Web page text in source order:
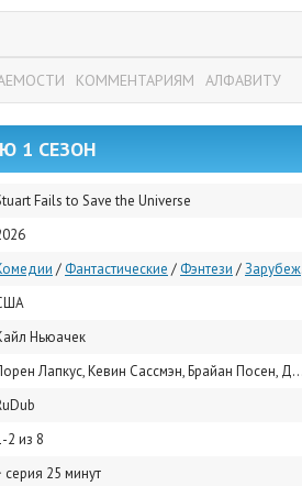
КОММЕНТАРИЯМ АЛФАВИТУ
1 СЕЗОН
Fails to Save the Universe
/Фантастические /Фэнтези /Зарубежные сериалы
Ньюачек
Лапкус, Кевин Сассмэн, Брайан Посен, Джон Росс Боуи, Уил Уитон, Луис Мустилльо, Рич Тин, Jascha Slesers, Брэндон Моралес, Violette Neawedde
2 из 8
серия 25 минут